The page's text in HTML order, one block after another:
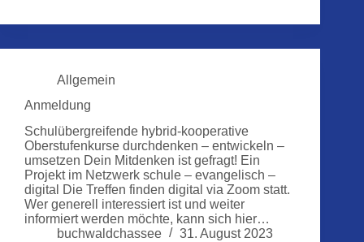
Allgemein
Anmeldung
Schulübergreifende hybrid-kooperative
Oberstufenkurse durchdenken – entwickeln –
umsetzen Dein Mitdenken ist gefragt! Ein
Projekt im Netzwerk schule – evangelisch –
digital Die Treffen finden digital via Zoom statt.
Wer generell interessiert ist und weiter
informiert werden möchte, kann sich hier…
buchwaldchassee
31. August 2023